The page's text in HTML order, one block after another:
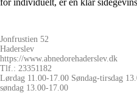
for individuelt, er en klar
Jonfrustien 52
Haderslev
https://www.abnedorehaderslev.dk
Tlf.: 23351182
Lørdag 11.00-17.00 Søndag-tirsdag
søndag 13.00-17.00